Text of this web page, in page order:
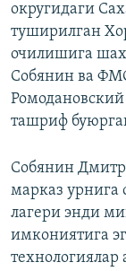
округидаги
туширилган
очилишига
Собянин ва
ташриф
Собянин
марказ урнига
лагери энди
имкониятига
технологиялар